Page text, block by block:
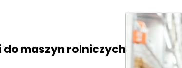
do maszyn rolniczych